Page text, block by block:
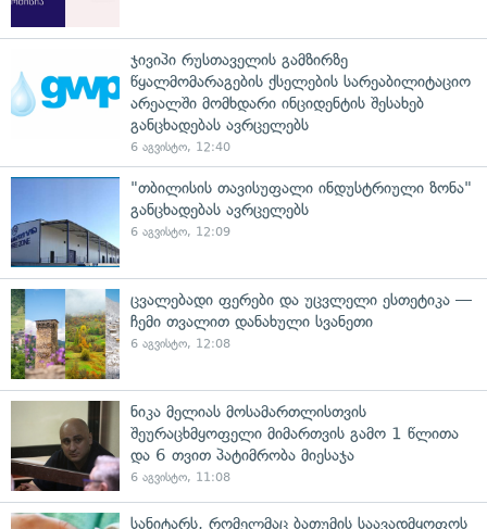
ჯივიპი რუსთაველის გამზირზე
წყალმომარაგების ქსელების სარეაბილიტაციო
არეალში მომხდარი ინციდენტის შესახებ
განცხადებას ავრცელებს
6 აგვისტო, 12:40
"თბილისის თავისუფალი ინდუსტრიული ზონა"
განცხადებას ავრცელებს
6 აგვისტო, 12:09
ცვალებადი ფერები და უცვლელი ესთეტიკა —
ჩემი თვალით დანახული სვანეთი
6 აგვისტო, 12:08
ნიკა მელიას მოსამართლისთვის
შეურაცხმყოფელი მიმართვის გამო 1 წლითა
და 6 თვით პატიმრობა მიესაჯა
6 აგვისტო, 11:08
სანიტარს, რომელმაც ბათუმის საავადმყოფოს